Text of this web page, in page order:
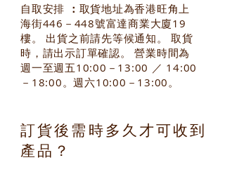
自取安排 ： 取貨地址為香港旺角上
海街446－448號富達商業大廈19
樓。 出貨之前請先等候通知。 取貨
時，請出示訂單確認。 營業時間為
週一至週五10:00－13:00 ／ 14:00
－18:00。週六10:00－13:00。
訂貨後需時多久才可收到
產品？